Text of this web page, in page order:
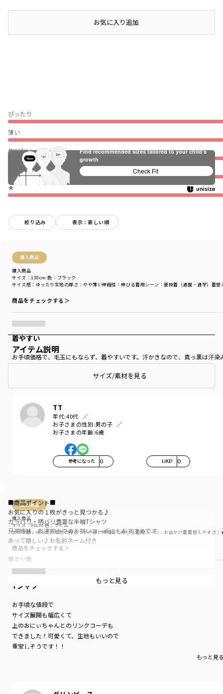
ぴったり
薄い
伸びない
普段着（通園・通学）
★
絞り込み 表示：新しい順
購入商品
購入商品
サイズ感 ：ゆったり 生地の厚さ ：やや薄い伸縮性 ：伸びる着用シーン ：普段着（通園・通学） 着替
サイズ：130cm 色：ブラック
商品をチェックする＞
着やすい
お手頃価格で、毛玉にもならず、着やすいです。汗かきなので、真っ黒は汗
TT
年代:40代
お子さまの性別:男の子
お子さまの年齢:6歳
参考になった 0 LIKE! 0
購入商品
購入商品
サイズ感：ゆったり生地の厚さ：やや厚い伸縮性：伸びる着用シーン ：お出かけ着着替えやすさ
サイズ：90cm色：ライム
商品をチェックする＞
Tシャツ
お手頃な値段で
サイズ展開も幅広くて
上のおにぃちゃんとのリンクコーデも
できました！可愛くて、生地もいいので
重宝しそうです！！
もっと見
店頭在庫を確認するお気に入り追加
アイテム説明
サイズ/素材を見る
■商品ポイント■
お気に入りの１枚がきっと見つかる♪
カラバリ・柄バリ豊富な半袖Tシャツ
兄弟姉妹、友達同士でのお揃いコーデにもおすすめです
あって嬉しい♪お名前ネーム付き
■素材■
吸水性が高く通気性が良い綿100％天竺生地
肌触りが良くお子様のお肌にも安心です
※生地の特性上、若干のムラがございますが商品に問題はございません。
■DRCbranshesとは?■
Daily…毎日
Relax…力を抜いて、くつろぐ
Comfortable…気持ちの良い、快適な
もっと見る
Find recommended sizes tailored to your child's
growth
Check Fit